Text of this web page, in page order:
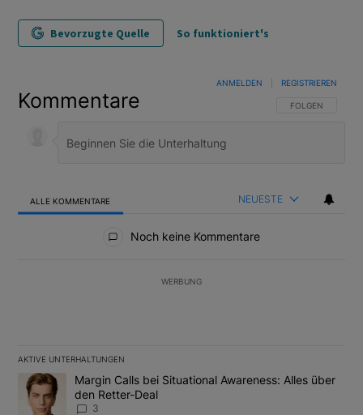
Bevorzugte Quelle So funktioniert's
Kommentare FOLGE DIESER
FOLGEN
ANMELDEN REGISTRIEREN
ALLE KOMMENTARE NEUESTE
Noch keine Kommentare
WERBUNG
AKTIVE UNTERHALTUNGEN
Das Folgende ist eine Liste der am meisten kommentierten
Ein Trendartikel mit dem Titel "Margin Calls bei Situational
Margin Calls bei Situational Awareness: Alles über
den Retter-Deal
3